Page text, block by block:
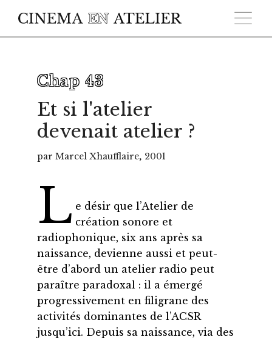
Chap 43
Et si l'atelier
devenait atelier ?
par Marcel Xhaufflaire, 2001
L e désir que l’Atelier de
création sonore et
radiophonique, six ans après sa
naissance, devienne aussi et peut-
être d’abord un atelier radio peut
paraître paradoxal : il a émergé
progressivement en filigrane des
activités dominantes de l’ACSR
jusqu’ici. Depuis sa naissance, via des